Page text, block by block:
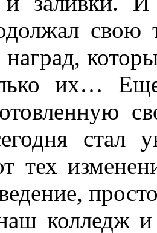
свою
их… Еще
стал
тех
колледж